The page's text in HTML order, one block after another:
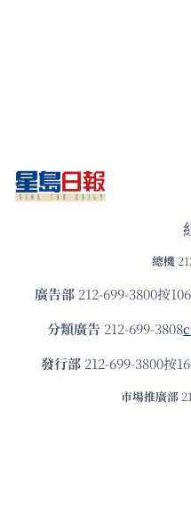
總機
廣告部212-699-3800按
分類廣告 212-699-3808
發⾏部 212-699-3800按
市場推廣部